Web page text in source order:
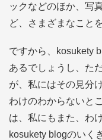
ックなどのほか、写
ど、さまざまなこと
ですから、kosukety
あるでしょうし、た
が、私にはその見分
わけのわからないと
は、私にもまた、わ
kosukety blogのいく